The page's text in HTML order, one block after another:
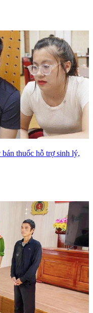
thuốc hỗ trợ sinh lý,